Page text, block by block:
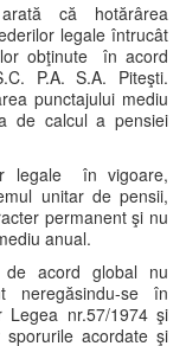
că hotărârea
legale întrucât
obţinute în acord
P.A. S.A. Piteşti.
punctajului mediu
de calcul a pensiei
legale în vigoare,
unitar de pensii,
permanent şi nu
anual.
acord global nu
neregăsindu-se în
Legea nr.57/1974 şi
acordate şi